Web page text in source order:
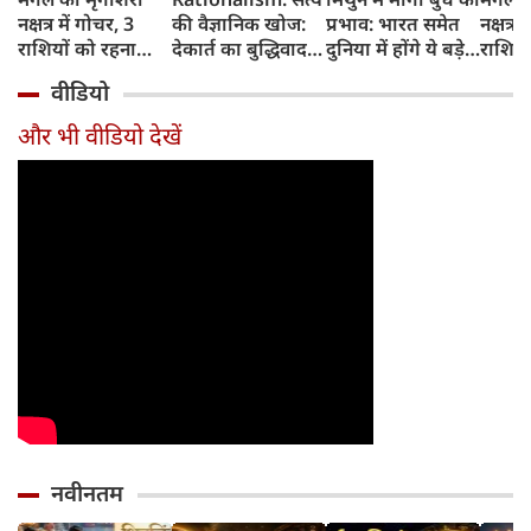
नक्षत्र में गोचर, 3
राशियों को रहना
सावधान
की वैज्ञानिक खोज:
देकार्त का बुद्धिवाद
का जन्म
प्रभाव: भारत समेत
दुनिया में होंगे ये बड़े
नक्षत्र
किसे
वीडियो
और भी वीडियो देखें
नवीनतम